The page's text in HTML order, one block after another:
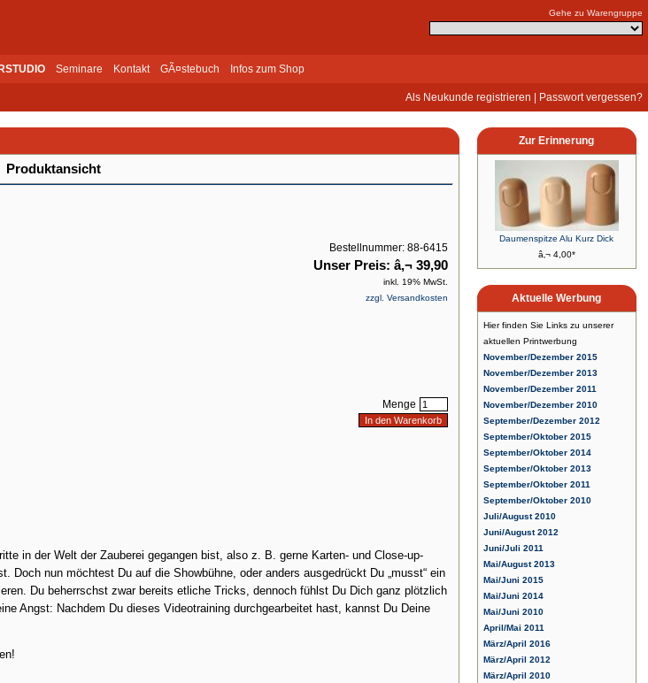
Gehe zu Warengruppe
Seminare Kontakt GÃ¤stebuch Infos zum Shop
Als Neukunde registrieren Passwort vergessen?
Produktansicht
Bestellnummer: 88-6415
Unser Preis: â‚¬ 39,90
inkl. 19% MwSt.
zzgl. Versandkosten
Menge
in der Welt der Zauberei gegangen bist, also z. B. gerne Karten- und Close-up-
Doch nun möchtest Du auf die Showbühne, oder anders ausgedrückt Du „musst“ ein
Du beherrschst zwar bereits etliche Tricks, dennoch fühlst Du Dich ganz plötzlich
Angst: Nachdem Du dieses Videotraining durchgearbeitet hast, kannst Du Deine
Zur Erinnerung
Daumenspitze Alu Kurz Dick
â‚¬ 4,00*
Aktuelle Werbung
Hier finden Sie Links zu unserer
aktuellen Printwerbung
November/Dezember 2015
November/Dezember 2013
November/Dezember 2011
November/Dezember 2010
September/Dezember 2012
September/Oktober 2015
September/Oktober 2014
September/Oktober 2013
September/Oktober 2011
September/Oktober 2010
Juli/August 2010
Juni/August 2012
Juni/Juli 2011
Mai/August 2013
Mai/Juni 2015
Mai/Juni 2014
Mai/Juni 2010
April/Mai 2011
März/April 2016
März/April 2012
März/April 2010